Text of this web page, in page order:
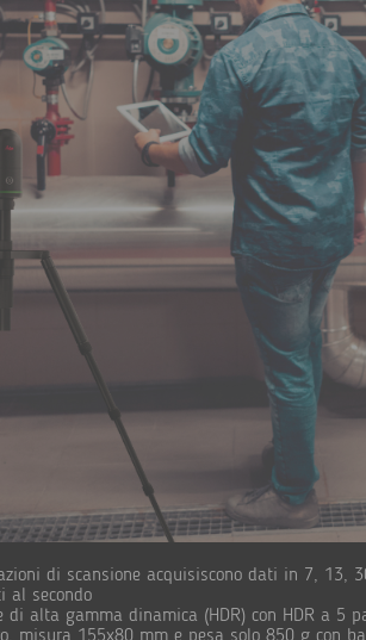
di scansione acquisiscono dati in 7, 13,
al secondo
di alta gamma dinamica (HDR) con HDR a 5